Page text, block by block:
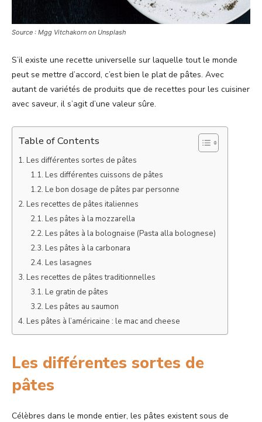
Source : Mgg Vitchakorn on Unsplash
S’il existe une recette universelle sur laquelle tout le monde
peut se mettre d’accord, c’est bien le plat de pâtes. Avec
autant de variétés de produits que de recettes pour les cuisiner
avec saveur, il s’agit d’une valeur sûre.
Table of Contents
Les différentes sortes de pâtes
Les différentes cuissons de pâtes
Le bon dosage de pâtes par personne
Les recettes de pâtes italiennes
Les pâtes à la mozzarella
Les pâtes à la bolognaise (Pasta alla bolognese)
Les pâtes à la carbonara
Les lasagnes
Les recettes de pâtes traditionnelles
Le gratin de pâtes
Les pâtes au saumon
Les pâtes à l’américaine : le mac and cheese
Les différentes sortes de
pâtes
Célèbres dans le monde entier, les pâtes existent sous de